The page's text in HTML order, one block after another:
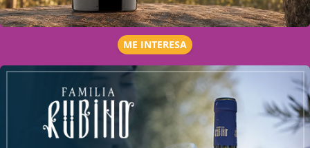
ME INTERESA